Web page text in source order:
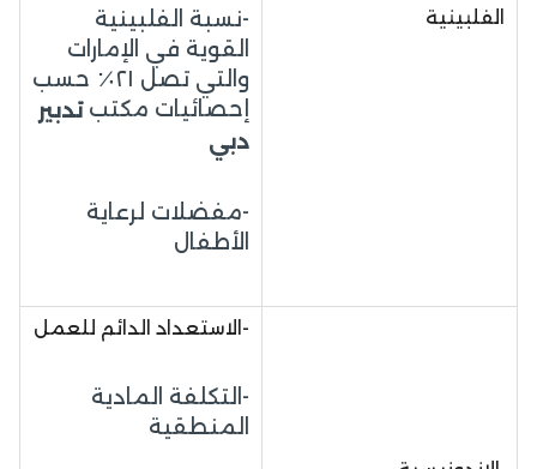
الفلبينية
-نسبة الفلبينية
القوية في الإمارات
والتي تصل ٢١٪ حسب
إحصائيات مكتبتدبير
دبي
-مفضلات لرعاية
الأطفال
-الاستعداد الدائم للعمل
-التكلفة المادية
المنطقية